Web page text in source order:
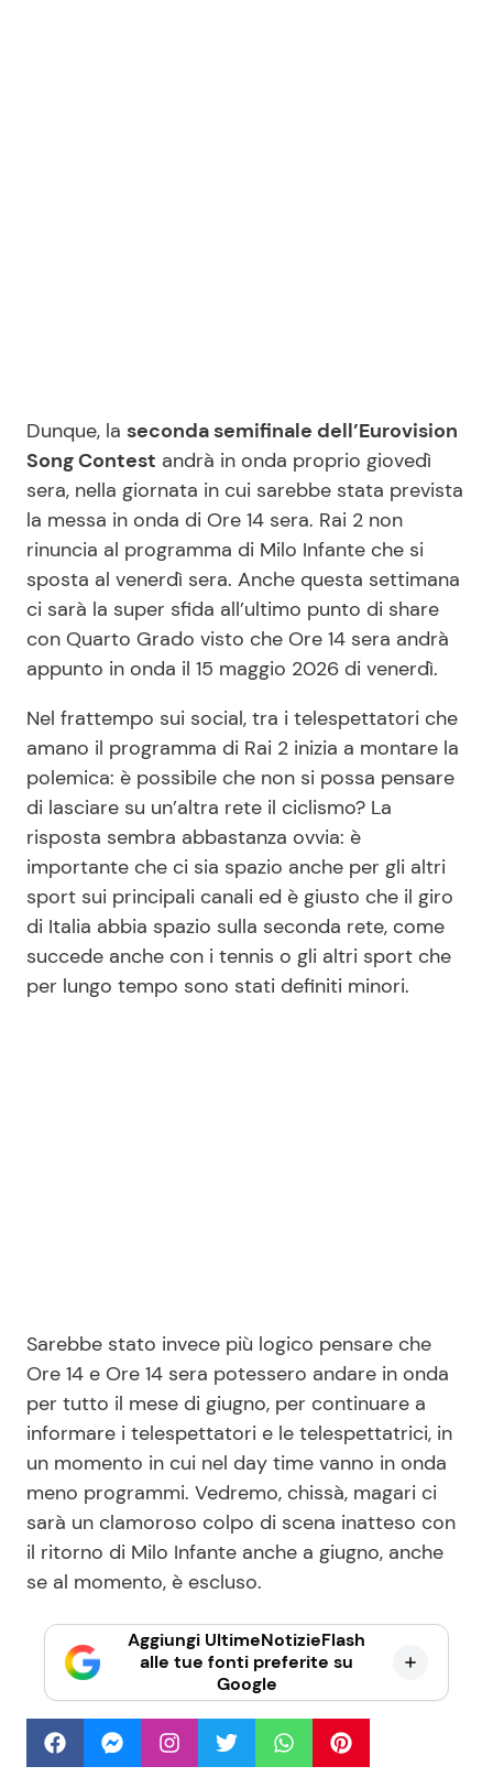
Dunque, la seconda semifinale dell’Eurovision
Song Contest andrà in onda proprio giovedì
sera, nella giornata in cui sarebbe stata prevista
la messa in onda di Ore 14 sera. Rai 2 non
rinuncia al programma di Milo Infante che si
sposta al venerdì sera. Anche questa settimana
ci sarà la super sfida all’ultimo punto di share
con Quarto Grado visto che Ore 14 sera andrà
appunto in onda il 15 maggio 2026 di venerdì.
Nel frattempo sui social, tra i telespettatori che
amano il programma di Rai 2 inizia a montare la
polemica: è possibile che non si possa pensare
di lasciare su un’altra rete il ciclismo? La
risposta sembra abbastanza ovvia: è
importante che ci sia spazio anche per gli altri
sport sui principali canali ed è giusto che il giro
di Italia abbia spazio sulla seconda rete, come
succede anche con i tennis o gli altri sport che
per lungo tempo sono stati definiti minori.
Sarebbe stato invece più logico pensare che
Ore 14 e Ore 14 sera potessero andare in onda
per tutto il mese di giugno, per continuare a
informare i telespettatori e le telespettatrici, in
un momento in cui nel day time vanno in onda
meno programmi. Vedremo, chissà, magari ci
sarà un clamoroso colpo di scena inatteso con
il ritorno di Milo Infante anche a giugno, anche
se al momento, è escluso.
Aggiungi UltimeNotizieFlash
alle tue fonti preferite su
Google